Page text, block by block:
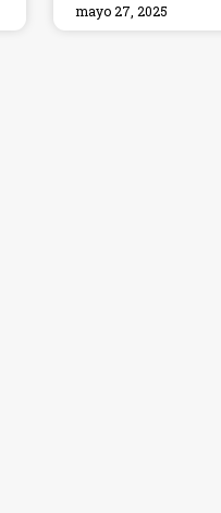
mayo 27, 2025